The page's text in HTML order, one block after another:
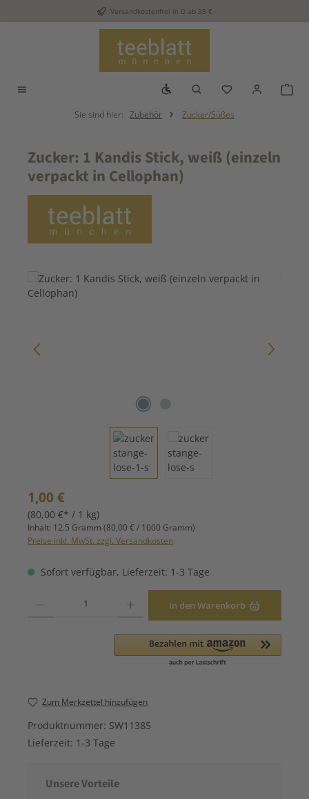
Zum Hauptinhalt springenVersandkostenfrei in D ab 35 €
Werkzeugleiste anzeigen
Du hast 0
Sie sind hier: Zubehör Zucker/Süßes
Zucker: 1 Kandis Stick, weiß (einzeln
verpackt in Cellophan)
Bildergalerie überspringen
Regulärer Preis:
1,00 €
(80,00 €* / 1 kg)
Inhalt: 12.5 Gramm (80,00 € / 1000 Gramm)
Preise inkl. MwSt. zzgl. Versandkosten
Sofort verfügbar, Lieferzeit: 1-3 Tage
In den Warenkorb
Zum Merkzettel hinzufügen
Produktnummer: SW11385
Lieferzeit: 1-3 Tage
Unsere Vorteile